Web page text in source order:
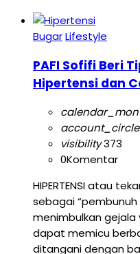
BugarLifestyle
PAFI Sofifi Beri
Hipertensi dan
account_circle
visibility373
0Komentar
HIPERTENSI atau
sebagai
menimbulkan gejala
dapat memicu
ditangani dengan